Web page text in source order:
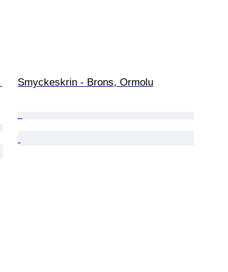
Smyckeskrin - Brons, Ormolu